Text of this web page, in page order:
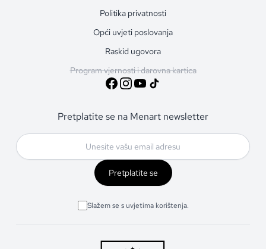
Politika privatnosti
Opći uvjeti poslovanja
Raskid ugovora
Program vjernosti i darovna kartica
Pretplatite se na Menart newsletter
Pretplatite se
Slažem se s uvjetima korištenja.